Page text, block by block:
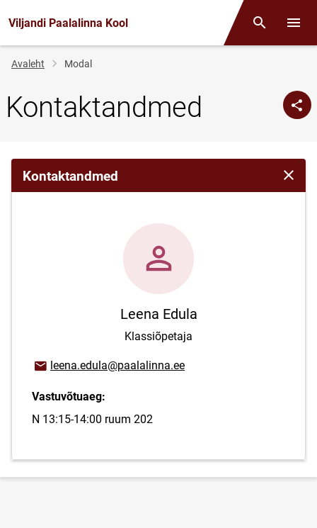
Viljandi Paalalinna Kool Otsing
Jälglink
Avaleht Modal
Kontaktandmed
Kontaktandmed Sulge
Leena Edula
Klassiõpetaja
E-posti aadress
leena.edula@paalalinna.ee
Vastuvõtuaeg:
N 13:15-14:00 ruum 202